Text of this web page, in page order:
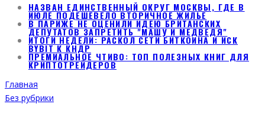
НАЗВАН ЕДИНСТВЕННЫЙ ОКРУГ МОСКВЫ, ГДЕ В
ИЮЛЕ ПОДЕШЕВЕЛО ВТОРИЧНОЕ ЖИЛЬЕ
В ПАРИЖЕ НЕ ОЦЕНИЛИ ИДЕЮ БРИТАНСКИХ
ДЕПУТАТОВ ЗАПРЕТИТЬ "МАШУ И МЕДВЕДЯ"
ИТОГИ НЕДЕЛИ: РАСКОЛ СЕТИ БИТКОИНА И ИСК
BYBIT К КНДР
ПРЕМИАЛЬНОЕ ЧТИВО: ТОП ПОЛЕЗНЫХ КНИГ ДЛЯ
КРИПТОТРЕЙДЕРОВ
Главная
Без рубрики